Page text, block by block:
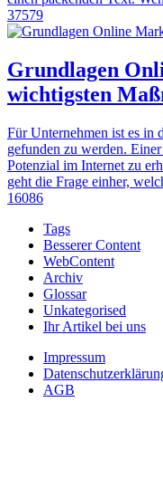
37579
Grundlagen
wichtigsten
Für Unternehmen ist es in
gefunden zu werden.
Potenzial im Internet zu
geht die Frage einher,
16086
Tags
Besserer Content
WebContent
Archiv
Glossar
Unkategorised
Ihr Artikel bei uns
Impressum
AGB